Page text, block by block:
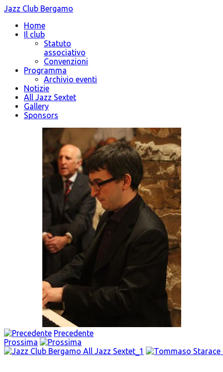
Jazz Club Bergamo
Home
Il club
Statuto
associativo
Convenzioni
Programma
Archivio eventi
Notizie
All Jazz Sextet
Gallery
Sponsors
Precedente
Prossima